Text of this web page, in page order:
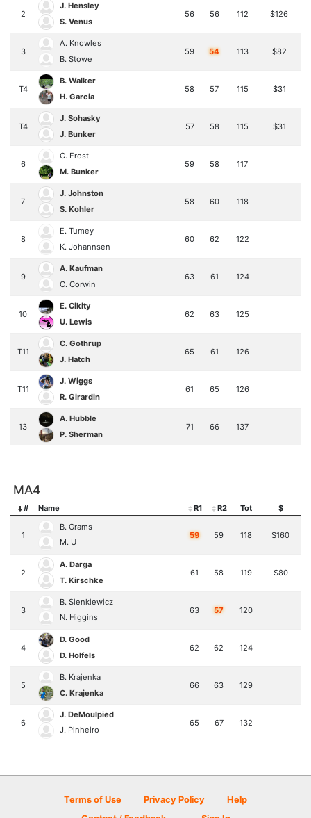
2
J. Hensley
S. Venus
56 56 112 $126
3
A. Knowles
B. Stowe
59 54 113 $82
T4
B. Walker
H. Garcia
58 57 115 $31
T4
J. Sohasky
J. Bunker
57 58 115 $31
6
C. Frost
M. Bunker
59 58 117
7
J. Johnston
S. Kohler
58 60 118
8
E. Tumey
K. Johannsen
60 62 122
9
A. Kaufman
C. Corwin
63 61 124
10
E. Cikity
U. Lewis
62 63 125
T11
C. Gothrup
J. Hatch
65 61 126
T11
J. Wiggs
R. Girardin
61 65 126
13
A. Hubble
P. Sherman
71 66 137
MA4
# Name R1 R2 Tot $
1
B. Grams
M. U
59 59 118 $160
2
A. Darga
T. Kirschke
61 58 119 $80
3
B. Sienkiewicz
N. Higgins
63 57 120
4
D. Good
D. Holfels
62 62 124
5
B. Krajenka
C. Krajenka
66 63 129
6
J. DeMoulpied
J. Pinheiro
65 67 132
Terms of Use Privacy Policy
Help